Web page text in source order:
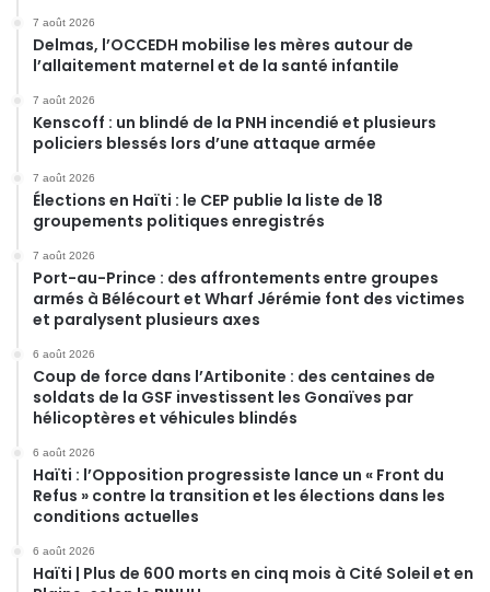
7 août 2026
Delmas, l’OCCEDH mobilise les mères autour de
l’allaitement maternel et de la santé infantile
7 août 2026
Kenscoff : un blindé de la PNH incendié et plusieurs
policiers blessés lors d’une attaque armée
7 août 2026
Élections en Haïti : le CEP publie la liste de 18
groupements politiques enregistrés
7 août 2026
Port-au-Prince : des affrontements entre groupes
armés à Bélécourt et Wharf Jérémie font des victimes
et paralysent plusieurs axes
6 août 2026
Coup de force dans l’Artibonite : des centaines de
soldats de la GSF investissent les Gonaïves par
hélicoptères et véhicules blindés
6 août 2026
Haïti : l’Opposition progressiste lance un « Front du
Refus » contre la transition et les élections dans les
conditions actuelles
6 août 2026
Haïti | Plus de 600 morts en cinq mois à Cité Soleil et en